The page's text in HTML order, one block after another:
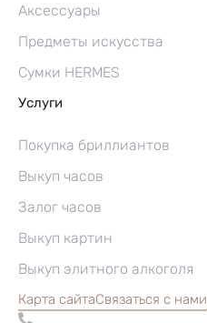
Аксессуары
Предметы искусства
Сумки HERMES
Услуги
Покупка бриллиантов
Выкуп часов
Залог часов
Выкуп картин
Выкуп элитного алкоголя
Карта сайтаСвязаться с нами